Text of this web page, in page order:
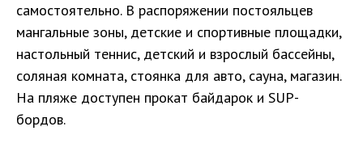
самостоятельно. В распоряжении постояльцев
мангальные зоны, детские и спортивные площадки,
настольный теннис, детский и взрослый бассейны,
соляная комната, стоянка для авто, сауна, магазин.
На пляже доступен прокат байдарок и SUP-
бордов.